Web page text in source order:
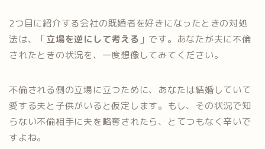
2つ目に紹介する会社の既婚者を好きになったときの対処
法は、「立場を逆にして考える 」です。あなたが夫に不倫
されたときの状況を、一度想像してみてください。
不倫される側の立場に立つために、あなたは結婚していて
愛する夫と子供がいると仮定します。もし、その状況で知
らない不倫相手に夫を略奪されたら、とてつもなく辛いで
すよね。